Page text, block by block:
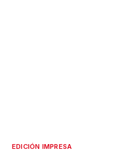
EDICIÓN IMPRESA